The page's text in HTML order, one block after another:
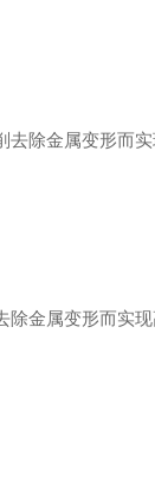
除金属变形而
金属变形而实